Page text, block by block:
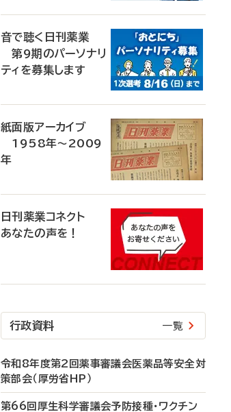
音で聴く日刊薬業
第9期のパーソナリ
ティを募集します
紙面版アーカイブ
1958年～2009
年
日刊薬業コネクト
あなたの声を！
行政資料 一覧
令和8年度第2回薬事審議会医薬品等安全対
策部会（厚労省HP）
第66回厚生科学審議会予防接種・ワクチン